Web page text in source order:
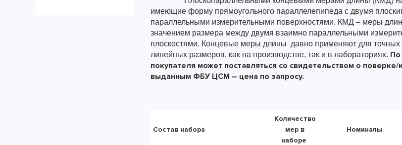
имеющие форму прямоугольного параллелепипеда с двумя
параллельными измерительными поверхностями. КМД – меры
значением размера между двумя взаимно параллельными
плоскостями. Концевые меры длины давно применяют для точных
линейных размеров, как на производстве, так и в лабораториях.
покупателя может поставляться со свидетельством о поверке/
выданным ФБУ ЦСМ – цена по запросу.
Состав набора
Количество
мер в
наборе
Номиналы